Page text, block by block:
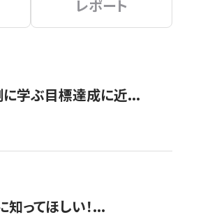
レポート
に学ぶ目標達成に近...
知ってほしい！...